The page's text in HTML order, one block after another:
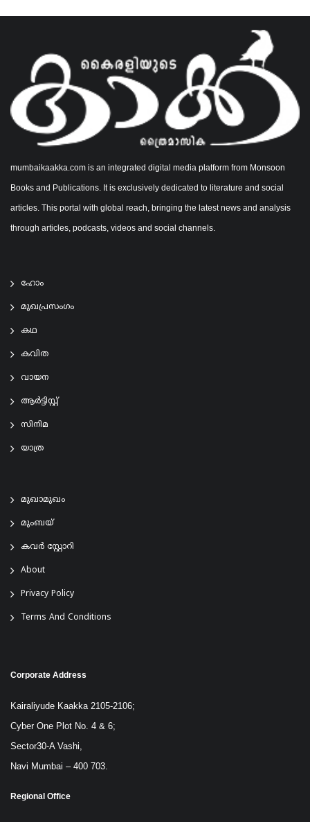
mumbaikaakka.com is an integrated digital media platform from Monsoon
Books and Publications. It is exclusively dedicated to literature and social
articles. This portal with global reach, bringing the latest news and analysis
through articles, podcasts, videos and social channels.
ഹോം
മുഖപ്രസംഗം
കഥ
കവിത
വായന
ആര്‍ട്ടിസ്റ്റ്
സിനിമ
യാത്ര
മുഖാമുഖം
മുംബയ്
കവർ സ്റ്റോറി
About
Privacy Policy
Terms And Conditions
Corporate Address
Kairaliyude Kaakka 2105-2106;
Cyber One Plot No. 4 & 6;
Sector30-A Vashi,
Navi Mumbai – 400 703.
Regional Office